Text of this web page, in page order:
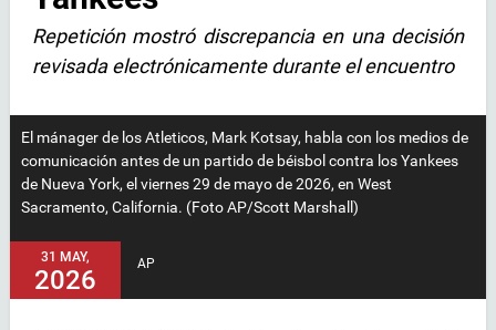
Repetición mostró discrepancia en una decisión
revisada electrónicamente durante el encuentro
El mánager de los Atleticos, Mark Kotsay, habla con los medios de
comunicación antes de un partido de béisbol contra los Yankees
de Nueva York, el viernes 29 de mayo de 2026, en West
Sacramento, California. (Foto AP/Scott Marshall)
31 MAY,
2026
AP